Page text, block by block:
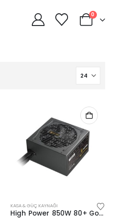
0
KASA & GÜÇ KAYNAĞI
High Power 850W 80+ Gold PCIE5.1 (Performance)